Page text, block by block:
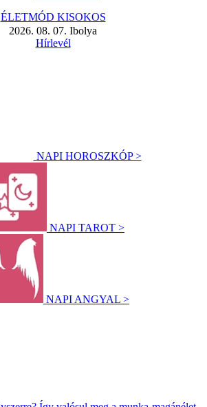
ÉLETMÓD KISOKOS
2026. 08. 07. Ibolya
Hírlevél
NAPI HOROSZKÓP >
NAPI TAROT >
NAPI ANGYAL >